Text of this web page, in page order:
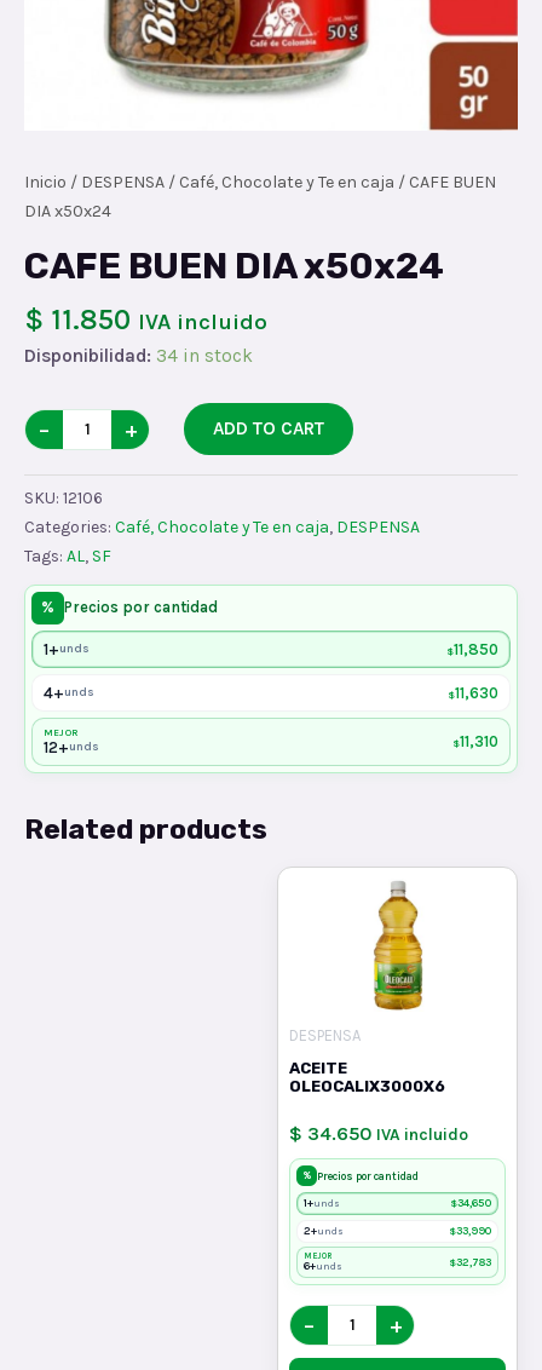
Inicio / DESPENSA / Café, Chocolate y Te en caja / CAFE BUEN
DIA x50x24
CAFE BUEN DIA x50x24
$ 11.850 IVA incluido
Disponibilidad: 34 in stock
CAFE
BUEN
DIA
x50x24
quantity
− + ADD TO CART
SKU: 12106
Categories: Café, Chocolate y Te en caja, DESPENSA
Tags: AL, SF
% Precios por cantidad
1+unds $11,850
4+unds $11,630
MEJOR
12+unds $11,310
Related products
DESPENSA
ACEITE
OLEOCALIX3000X6
$ 34.650 IVA incluido
% Precios por cantidad
1+unds $34,650
2+unds $33,990
MEJOR
6+unds $32,783
− +